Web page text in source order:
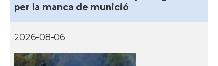
per la manca de munició
2026-08-06